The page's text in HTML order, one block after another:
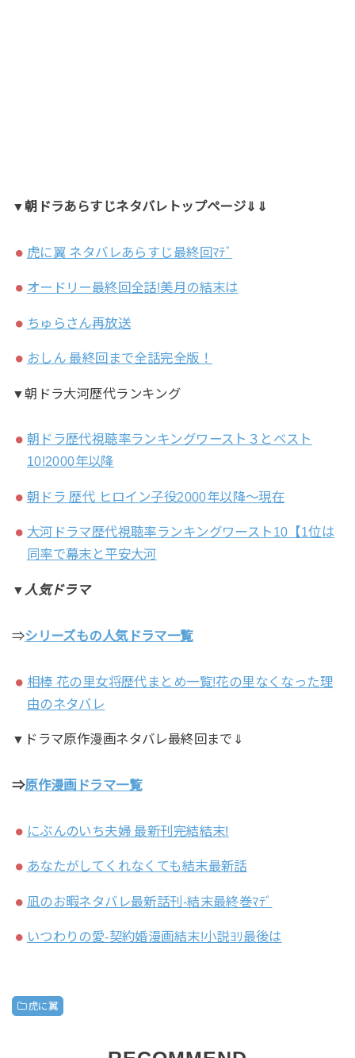
▼朝ドラあらすじネタバレトップページ⇓⇓
虎に翼 ネタバレあらすじ最終回ﾏﾃﾞ
オードリー最終回全話!美月の結末は
ちゅらさん再放送
おしん 最終回まで全話完全版！
▼朝ドラ大河歴代ランキング
朝ドラ歴代視聴率ランキングワースト３とベスト
10!2000年以降
朝ドラ 歴代 ヒロイン子役2000年以降～現在
大河ドラマ歴代視聴率ランキングワースト10【1位は
同率で幕末と平安大河
▼人気ドラマ
⇒シリーズもの人気ドラマ一覧
相棒 花の里女将歴代まとめ一覧!花の里なくなった理
由のネタバレ
▼ドラマ原作漫画ネタバレ最終回まで⇓
⇒原作漫画ドラマ一覧
にぶんのいち夫婦 最新刊完結結末!
あなたがしてくれなくても結末最新話
凪のお暇ネタバレ最新話刊-結末最終巻ﾏﾃﾞ
いつわりの愛‐契約婚漫画結末!小説ﾖﾘ最後は
虎に翼